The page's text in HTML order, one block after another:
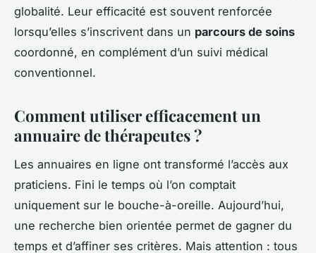
globalité. Leur efficacité est souvent renforcée
lorsqu’elles s’inscrivent dans un parcours de soins
coordonné, en complément d’un suivi médical
conventionnel.
Comment utiliser efficacement un
annuaire de thérapeutes ?
Les annuaires en ligne ont transformé l’accès aux
praticiens. Fini le temps où l’on comptait
uniquement sur le bouche-à-oreille. Aujourd’hui,
une recherche bien orientée permet de gagner du
temps et d’affiner ses critères. Mais attention : tous